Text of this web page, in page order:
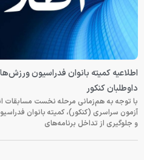
اطلاعیه کمیته بانوان فدراسیون
داوطلبان کنکور
با توجه به هم‌زمانی مرحله نخست مسابقات
آزمون سراسری (کنکور)، کمیته بانوان
و جلوگیری از تداخل برنامه‌های